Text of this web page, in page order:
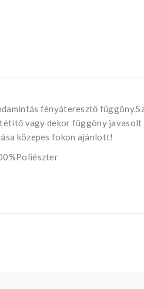
fényáteresztő
vagy dekor függöny
közepes fokon ajánlott!